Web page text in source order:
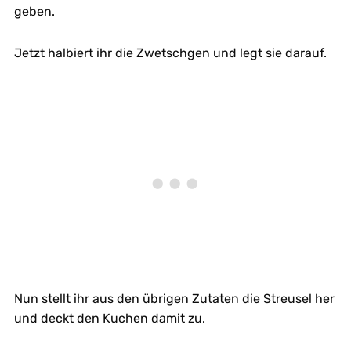
geben.
Jetzt halbiert ihr die Zwetschgen und legt sie darauf.
Nun stellt ihr aus den übrigen Zutaten die Streusel her
und deckt den Kuchen damit zu.